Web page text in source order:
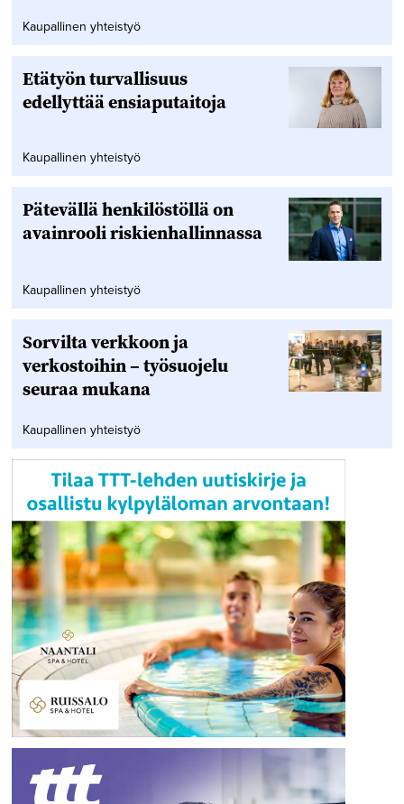
Kaupallinen yhteistyö
Etätyön turvallisuus
edellyttää ensiaputaitoja
Kaupallinen yhteistyö
Pätevällä henkilöstöllä on
avainrooli riskienhallinnassa
Kaupallinen yhteistyö
Sorvilta verkkoon ja
verkostoihin – työsuojelu
seuraa mukana
Kaupallinen yhteistyö